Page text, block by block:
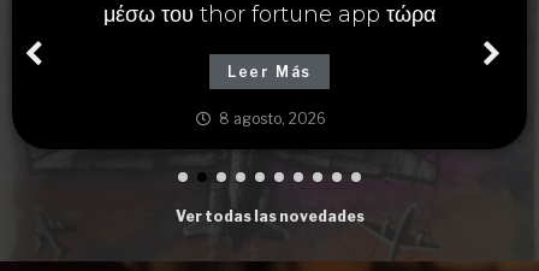
μέσω του thor fortune app τώρα
Leer Más
8 agosto, 2026
Ver todas las novedades